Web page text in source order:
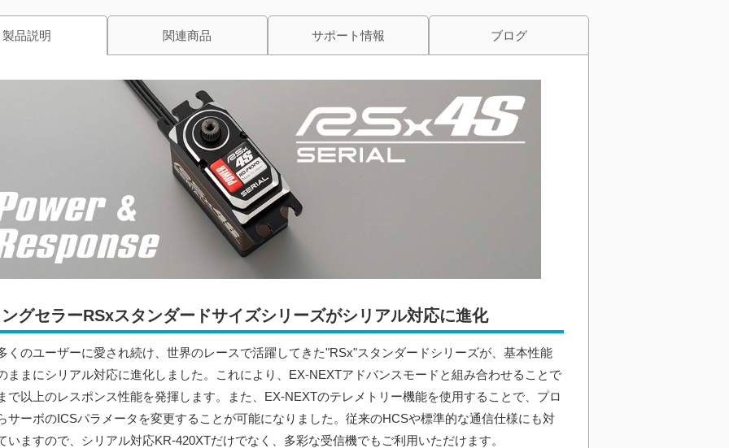
製品説明 関連商品 サポート情報 ブログ
グセラーRSxスタンダードサイズシリーズがシリアル対応に進化
くのユーザーに愛され続け、世界のレースで活躍してきた"RSx"スタンダードシリーズが、基本性能
ままにシリアル対応に進化しました。これにより、EX-NEXTアドバンスモードと組み合わせることで
で以上のレスポンス性能を発揮します。また、EX-NEXTのテレメトリー機能を使用することで、プロ
サーボのICSパラメータを変更することが可能になりました。従来のHCSや標準的な通信仕様にも対
いますので、シリアル対応KR-420XTだけでなく、多彩な受信機でもご利用いただけます。